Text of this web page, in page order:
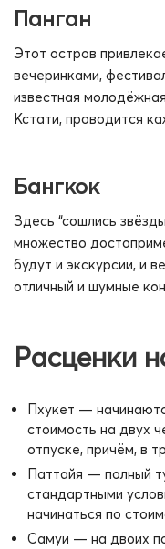
Панган
Этот остров
вечеринками,
известная
Кстати, проводится
Бангкок
Здесь “сошлись
множество
будут и экскурсии, и
отличный и шумные
Расценки
Пхукет —
стоимость на двух
отпуске, причём, в
Паттайя — полный
стандартными
начинаться по
Самуи — на двоих